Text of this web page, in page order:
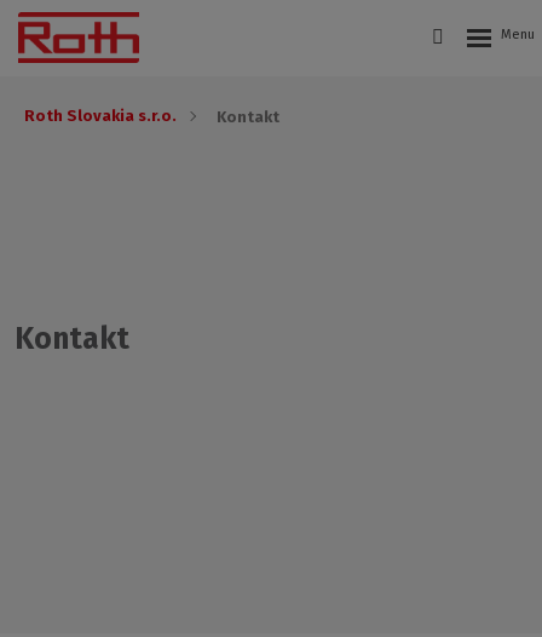
Roth Slovakia s.r.o. Kontakt
Kontakt